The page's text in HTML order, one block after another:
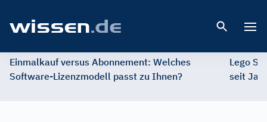
Einmalkauf versus Abonnement: Welches
Software-Lizenzmodell passt zu Ihnen?
Lego
seit